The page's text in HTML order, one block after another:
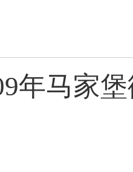
年马家